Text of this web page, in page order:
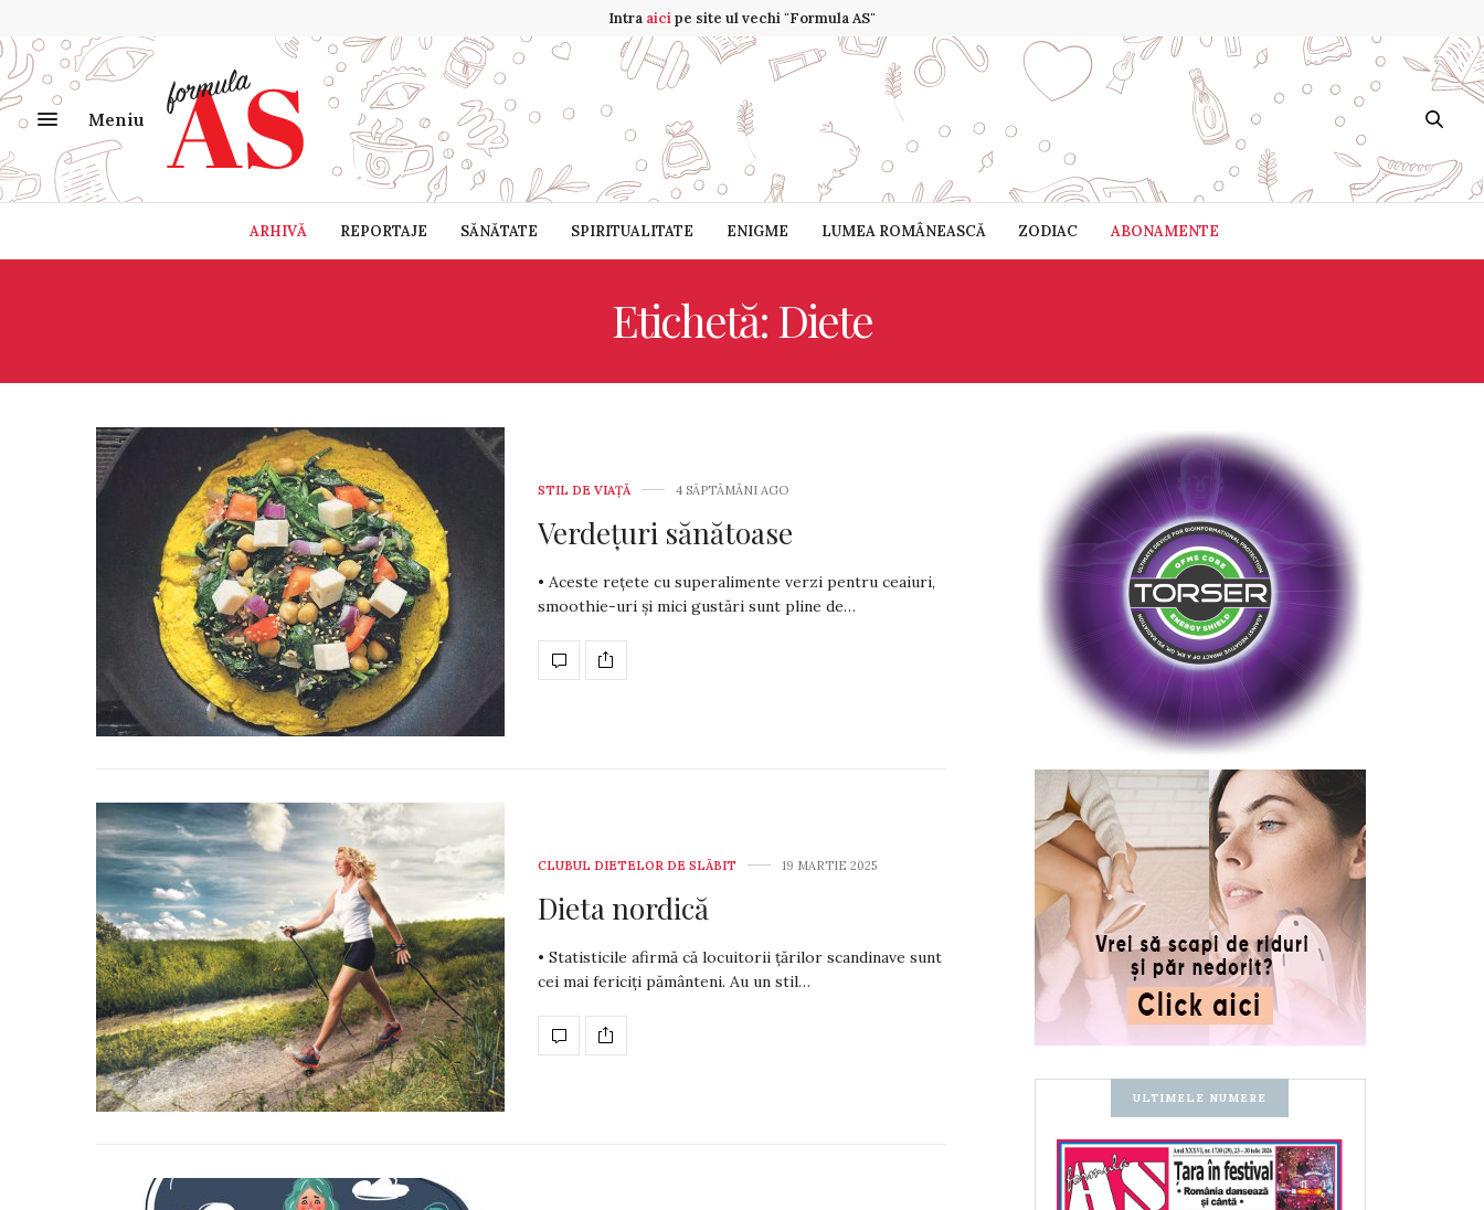
Intra aicipe site ul vechi "Formula AS"
Meniu
ARHIVĂ REPORTAJE SĂNĂTATE SPIRITUALITATE ENIGME LUMEA ROMÂNEASCĂ ZODIAC ABONAMENTE
Etichetă: Diete
STIL DE VIA­ŢĂ 4 SĂPTĂMÂNI AGO
Verdețuri sănătoase
• Aceste rețete cu superalimente verzi pentru ceaiuri,
smoothie-uri și mici gustări sunt pline de…
CLUBUL DIETELOR DE SLĂBIT 19 MARTIE 2025
Dieta nordică
• Statisticile afirmă că locuitorii țărilor scandinave sunt
cei mai fericiți pământeni. Au un stil…
ULTIMELE NUMERE